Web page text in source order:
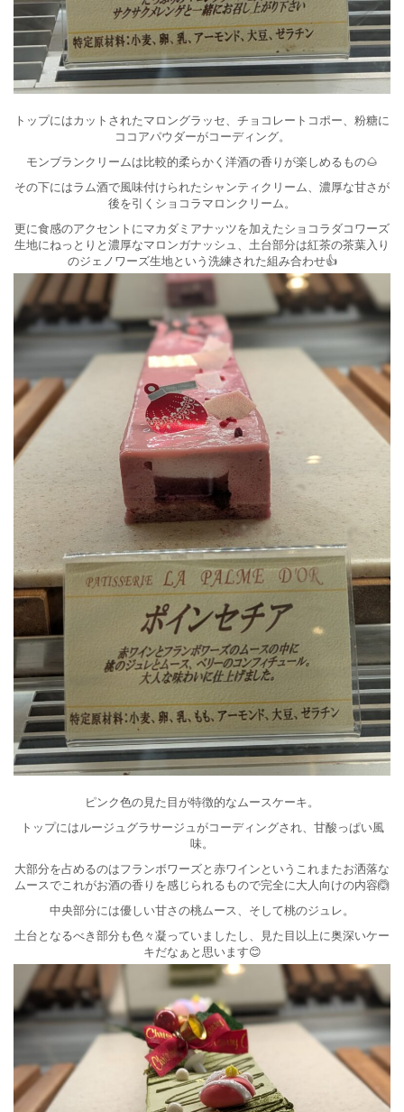
トップにはカットされたマロングラッセ、チョコレートコポー、粉糖に
ココアパウダーがコーディング。
モンブランクリームは比較的柔らかく洋酒の香りが楽しめるもの🌰
その下にはラム酒で風味付けられたシャンティクリーム、濃厚な甘さが
後を引くショコラマロンクリーム。
更に食感のアクセントにマカダミアナッツを加えたショコラダコワーズ
生地にねっとりと濃厚なマロンガナッシュ、土台部分は紅茶の茶葉入り
のジェノワーズ生地という洗練された組み合わせ👍
ピンク色の見た目が特徴的なムースケーキ。
トップにはルージュグラサージュがコーディングされ、甘酸っぱい風
味。
大部分を占めるのはフランボワーズと赤ワインというこれまたお洒落な
ムースでこれがお酒の香りを感じられるもので完全に大人向けの内容🙆
中央部分には優しい甘さの桃ムース、そして桃のジュレ。
土台となるべき部分も色々凝っていましたし、見た目以上に奥深いケー
キだなぁと思います😊